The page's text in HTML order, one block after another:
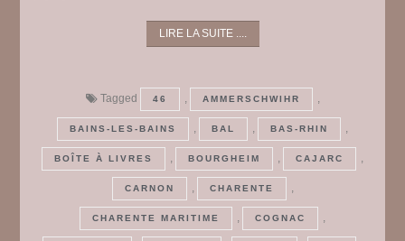
LIRE LA SUITE ....
Tagged 46 AMMERSCHWIHR
BAINS-LES-BAINS BAL BAS-RHIN
BOÎTE À LIVRES BOURGHEIM CAJARC
CARNON CHARENTE
CHARENTE MARITIME COGNAC